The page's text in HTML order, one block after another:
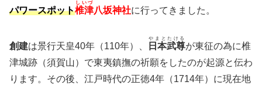
パワースポット椎津
しいづ
八坂神社に行ってきました。
創建は景行天皇40年（110年）、 日本武尊
やまとたける
が東征の為に椎
津城跡（須賀山）で東夷鎮撫の祈願をしたのが起源と伝わ
ります。その後、江戸時代の正徳4年（1714年）に現在地